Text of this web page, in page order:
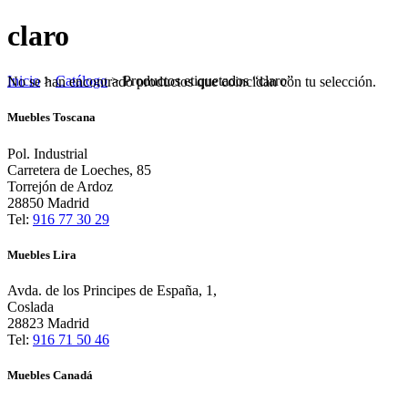
claro
Inicio>Catálogo>Productos etiquetados “claro”
No se han encontrado productos que coincidan con tu selección.
Muebles Toscana
Pol. Industrial
Carretera de Loeches, 85
Torrejón de Ardoz
28850 Madrid
Tel: 916 77 30 29
Muebles Lira
Avda. de los Principes de España, 1,
Coslada
28823 Madrid
Tel: 916 71 50 46
Muebles Canadá